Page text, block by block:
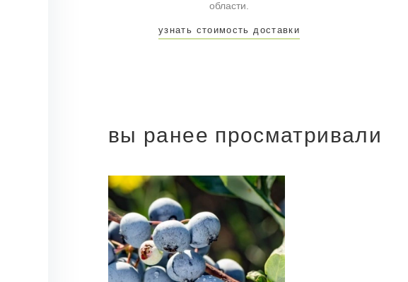
области.
узнать стоимость доставки
вы ранее просматривали